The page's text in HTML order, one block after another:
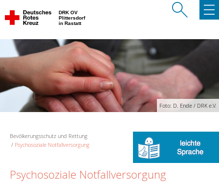
DRK OV
Plittersdorf
in Rastatt
Foto: D. Ende / DRK e.V.
Bevölkerungsschutz und Rettung
Psychosoziale Notfallversorgung
Psychosoziale Notfallversorgung